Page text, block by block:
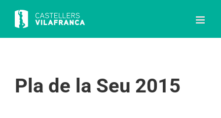
content
Pla de la Seu 2015